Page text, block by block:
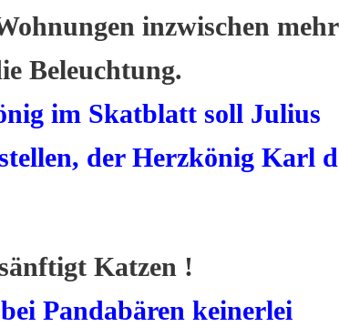
inzwischen mehr
Beleuchtung.
im Skatblatt soll Julius
der Herzkönig Karl
Katzen !
Pandabären keinerlei